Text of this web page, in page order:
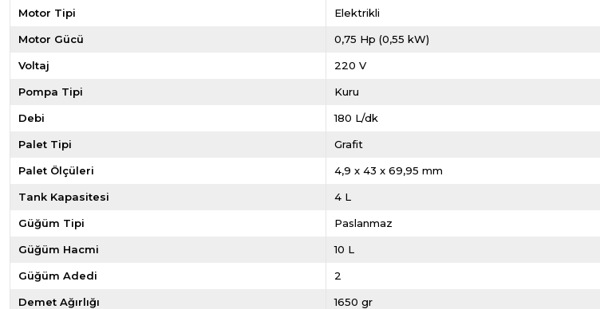
Motor Tipi Elektrikli
Motor Gücü 0,75 Hp (0,55 kW)
Voltaj 220 V
Pompa Tipi Kuru
Debi 180 L/dk
Palet Tipi Grafit
Palet Ölçüleri 4,9 x 43 x 69,95 mm
Tank Kapasitesi 4 L
Güğüm Tipi Paslanmaz
Güğüm Hacmi 10 L
Güğüm Adedi 2
Demet Ağırlığı 1650 gr